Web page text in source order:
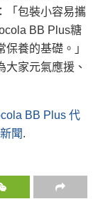
「包裝小容易攜
BB Plus糖
養的基礎。」
大家元氣應援、
BB Plus 代
聞.